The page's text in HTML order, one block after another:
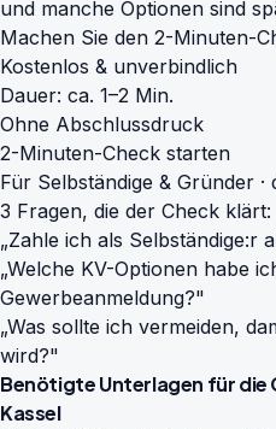
und manche Optionen sind
Machen Sie den 2-Minuten-
Kostenlos & unverbindlich
Dauer: ca. 1–2 Min.
Ohne Abschlussdruck
2-Minuten-Check starten
Für Selbständige & Gründer
3 Fragen, die der Check klärt:
„Zahle ich als Selbständige:r
„Welche KV-Optionen habe
Gewerbeanmeldung?"
„Was sollte ich vermeiden,
wird?"
Benötigte Unterlagen für die
Kassel